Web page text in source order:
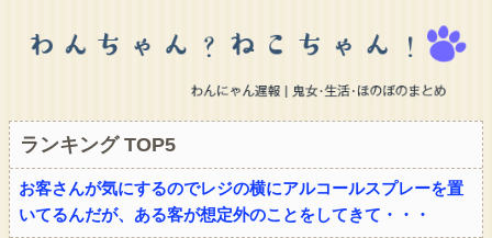
ランキング TOP5
お客さんが気にするのでレジの横にアルコールスプレーを置
いてるんだが、ある客が想定外のことをしてきて・・・